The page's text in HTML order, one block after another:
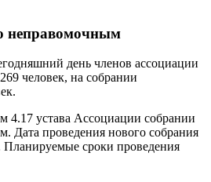
неправомочным
день членов ассоциации
человек, на собрании
4.17 устава Ассоциации собрании
Дата проведения нового собрания
Планируемые сроки проведения